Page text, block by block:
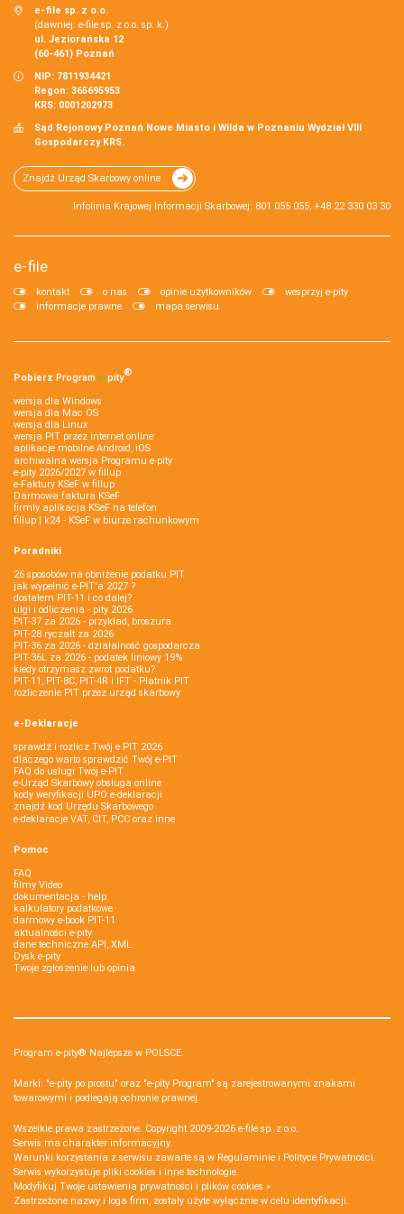
e-file sp. z o.o.
(dawniej: e-file sp. z o.o. sp. k.)
ul. Jeziorańska 12
(60-461) Poznań
NIP: 7811934421
Regon: 365695953
KRS: 0001202973
Sąd Rejonowy Poznań Nowe Miasto i Wilda w Poznaniu Wydział VIII
Gospodarczy KRS.
Znajdź Urząd Skarbowy online
Infolinia Krajowej Informacji Skarbowej: 801 055 055, +48 22 330 03 30
e-file
kontakt o nas opinie użytkowników
wesprzyj e-pity
informacje prawne
mapa serwisu
Pobierz Program e‑pity®
wersja dla Windows
wersja dla Mac OS
wersja dla Linux
wersja PIT przez internet online
aplikacje mobilne Android, iOS
archiwalna wersja Programu e-pity
e-pity 2026/2027 w fillup
e‑Faktury KSeF w fillup
Darmowa faktura KSeF
firmly aplikacja KSeF na telefon
fillup | k24 - KSeF w biurze rachunkowym
Poradniki
26 sposobów na obniżenie podatku PIT
jak wypełnić e-PIT'a 2027 ?
dostałem PIT-11 i co dalej?
ulgi i odliczenia - pity 2026
PIT-37 za 2026 - przykład, broszura
PIT-28 ryczałt za 2026
PIT-36 za 2026 - działalność gospodarcza
PIT-36L za 2026 - podatek liniowy 19%
kiedy otrzymasz zwrot podatku?
PIT-11, PIT-8C, PIT-4R i IFT - Płatnik PIT
rozliczenie PIT przez urząd skarbowy
e-Deklaracje
sprawdź i rozlicz Twój e PIT 2026
dlaczego warto sprawdzić Twój e-PIT
FAQ do usługi Twój e-PIT
e-Urząd Skarbowy obsługa online
kody weryfikacji UPO e-deklaracji
znajdź kod Urzędu Skarbowego
e-deklaracje VAT, CIT, PCC oraz inne
Pomoc
FAQ
filmy Video
dokumentacja - help
kalkulatory podatkowe
darmowy e-book PIT-11
aktualności e-pity
dane techniczne API, XML
Dysk e-pity
Twoje zgłoszenie lub opinia
Program e-pity® Najlepsze w POLSCE.
Marki: "e-pity po prostu" oraz "e-pity Program" są zarejestrowanymi znakami
towarowymi i podlegają ochronie prawnej.
Wszelkie prawa zastrzeżone. Copyright 2009-2026 e-file sp. z o.o.
Serwis ma charakter informacyjny.
Warunki korzystania z serwisu zawarte są w Regulaminie i Polityce Prywatności.
Serwis wykorzystuje pliki cookies i inne technologie.
Modyfikuj Twoje ustawienia prywatności i plików cookies »
Zastrzeżone nazwy i loga firm, zostały użyte wyłącznie w celu identyfikacji.